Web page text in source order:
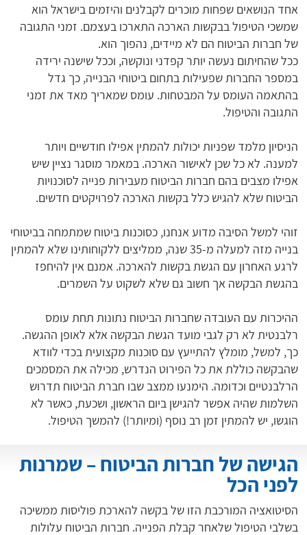
אחד הנושאים שפחות מוכרים לקבלנים והיזמים בישראל הוא
שמשכי הטיפול בבקשות הארכה התארכו בעצמם. זמני התגובה
של חברות הביטוח הם לא מיידים, נהפוך הוא.
ככל שהחיתום נעשה יותר קפדני ונוקשה, וככל שישנה ירידה
במספר החברות שפעילות בתחום ביטוחי הבנייה, כך גדל
בהתאמה העומס על המבטחות. עומס שמאריך מאד את זמני
התגובה והטיפול.
הניסיון מלמד שפניות יכולות להמתין אפילו חודשיים ויותר
למענה. לא כל שכן לאישור הארכה. במאמר מוסגר נציין שיש
אפילו מצבים בהם חברות הביטוח מעבירות פנייה לסוכנויות
הביטוח שלא להגיש כלל בקשות הארכה לפרויקטים חדשים.
זוהי למשל הסיבה מדוע אנחנו, כסוכנות ביטוח שמתמחה בביטוחי
בנייה מזה למעלה מ-35 שנה, ממליצים ללקוחותינו שלא להמתין
לרגע האחרון עם הגשת בקשות להארכה. אמנם אין להיחפז
בהגשת הבקשה אך חשוב גם שלא לשקוט על השמרים.
ההיכרות עם העובדה שחברות הביטוח נתונות תחת עומס
רלבנטית לא רק לגבי מועד הגשת הבקשה אלא לאופן ההגשה.
כך, למשל, מומלץ להתייעץ עם סוכנות מקצועית בכדי לוודא
שהבקשה כוללת את כל הפירוט הנדרש, מכילה את המסמכים
הרלבנטיים וכדומה. הימנעו ממצב שבו חברת הביטוח תדרוש
השלמות שהיה אפשר להגישן ביום הראשון, ושכעת, כאשר לא
הוגשו, יש להמתין זמן רב נוסף (ומיותר!) להמשך הטיפול.
הסיטואציה המורכבת הזו של בקשה להארכת פוליסות ממשיכה
בשלבי הטיפול שלאחר קבלת הפנייה. חברות הביטוח עלולות
הגישה של חברות הביטוח – שמרנות
לפני הכל